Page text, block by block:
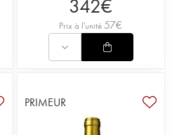
342€
Prix à l'unité 57€
PRIMEUR